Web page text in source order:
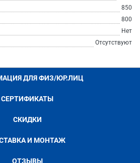
850
800
Нет
Отсутствуют
ДЛЯ ФИЗ/ЮР.ЛИЦ
СЕРТИФИКАТЫ
СКИДКИ
И МОНТАЖ
ОТЗЫВЫ